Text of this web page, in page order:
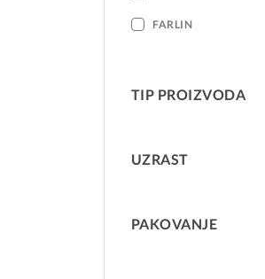
FARLIN
TIP PROIZVODA
UZRAST
PAKOVANJE